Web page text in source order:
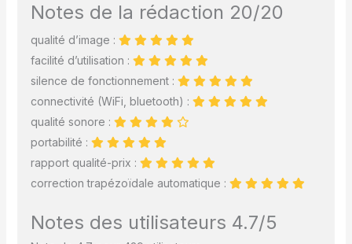
de 3 Ans】Il y a un trou
bas du projecteur, qui
prend en charge la
projection polyvalente
sur le bureau/mur/au
vidéoprojecteur courte
focale ne pèse que
0,6kg, facile à
transporter et s'adapte à
contraintes d'espace. En
Notes de la rédaction 20/20
qualité d’image :
facilité d’utilisation :
silence de fonctionnement :
connectivité (WiFi, bluetooth) :
qualité sonore :
portabilité :
rapport qualité-prix :
correction trapézoïdale automatique :
Notes des utilisateurs 4.7/5